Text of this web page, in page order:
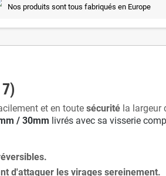
Nos produits sont tous fabriqués en Europe
et en toute sécurité la largeur
/ 30mm livrés avec sa visserie
d'attaquer les virages sereinement.